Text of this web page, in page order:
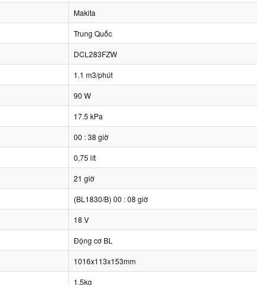
Makita
Trung Quốc
DCL283FZW
1.1 m3/phút
90 W
17.5 kPa
00 : 38 giờ
0,75 lít
21 giờ
(BL1830/B) 00 : 08 giờ
18 V
Động cơ BL
1016x113x153mm
1,5kg